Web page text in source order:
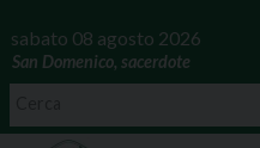
sabato 08 agosto 2026
San Domenico, sacerdote